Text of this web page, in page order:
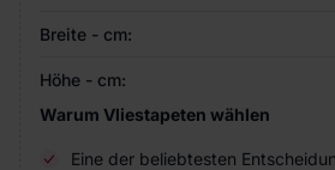
Breite - cm:
Höhe - cm:
Warum Vliestapeten wählen
Eine der beliebtesten